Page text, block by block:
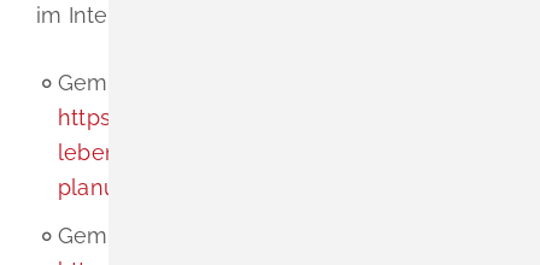
im Internet auf der Homepage der
Gemeinde Schliengen unter
https://www.schliengen.de/wohnen-und-
leben/entwicklung-und-
planung/flaechennutzungsplan
Gemeinde Bad Bellingen unter